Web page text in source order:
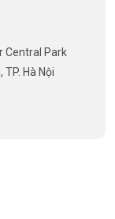
Central Park
Hà Nội